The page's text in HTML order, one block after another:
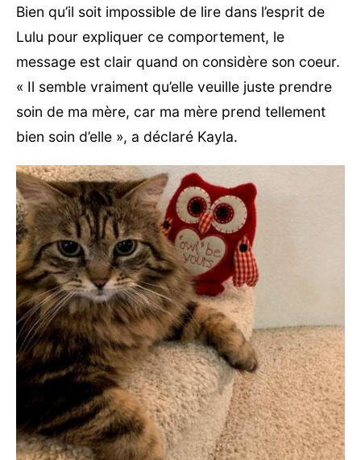
Bien qu’il soit impossible de lire dans l’esprit de
Lulu pour expliquer ce comportement, le
message est clair quand on considère son coeur.
« Il semble vraiment qu’elle veuille juste prendre
soin de ma mère, car ma mère prend tellement
bien soin d’elle », a déclaré Kayla.